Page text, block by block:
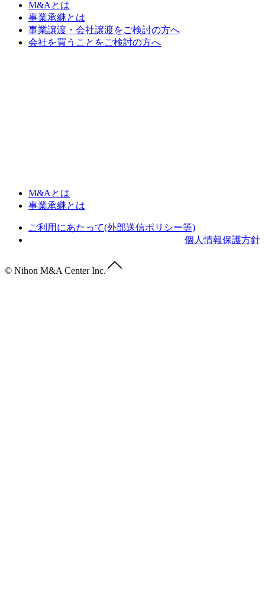
M&Aとは
事業承継とは
事業譲渡・会社譲渡をご検討の方へ
会社を買うことをご検討の方へ
M&Aとは
事業承継とは
ご利用にあたって(外部送信ポリシー等)
個人情報保護方針
© Nihon M&A Center Inc.